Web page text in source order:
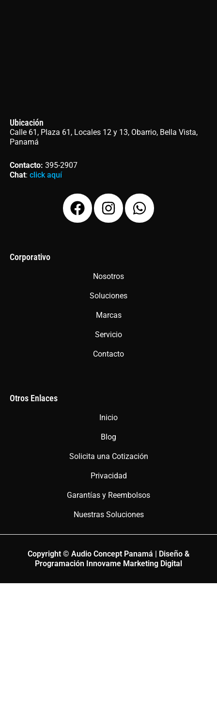
Ubicación
Calle 61, Plaza 61, Locales 12 y 13, Obarrio, Bella Vista,
Panamá
Contacto: 395-2907
Chat: click aquí
F
a
I
n
g
a
m
W
h
Corporativo
Nosotros
Soluciones
Marcas
Servicio
Contacto
Otros Enlaces
Inicio
Blog
Solicita una Cotización
Privacidad
Garantías y Reembolsos
Nuestras Soluciones
Copyright © Audio Concept Panamá | Diseño &
Programación Innovame Marketing Digital